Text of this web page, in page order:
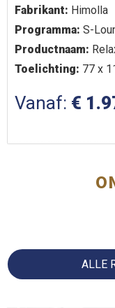
Fabrikant: Himolla
Programma: S-
Productnaam:
Toelichting: 77 x
Vanaf: €
ALLE